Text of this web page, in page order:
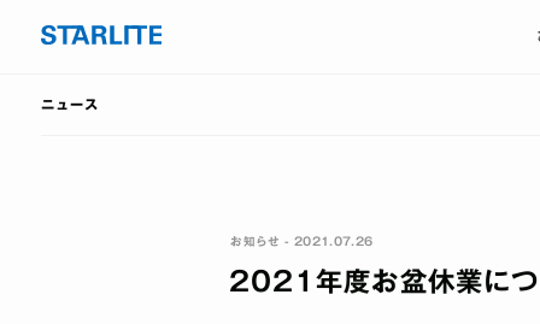
ニュース
お知らせ - 2021.07.26
2021年度お盆休業に